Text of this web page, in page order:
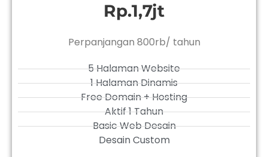
Rp.1,7jt
Perpanjangan 800rb/ tahun
5 Halaman Website
1 Halaman Dinamis
Free Domain + Hosting
Aktif 1 Tahun
Basic Web Desain
Desain Custom